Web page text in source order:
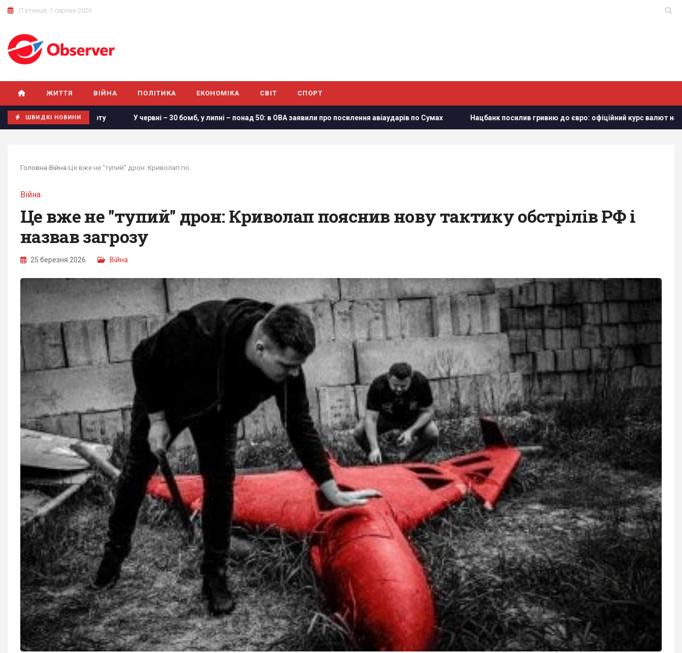
П'ятниця, 7 серпня 2026
ЖИТТЯ ВІЙНА ПОЛІТИКА ЕКОНОМІКА СВІТ СПОРТ
ШВИДКІ НОВИНИ
порту У червні – 30 бомб, у липні – понад 50: в ОВА заявили про посилення авіаударів по Сумах Нацбанк посилив гривню до євро: офіційний курс валют на понеділок
Головна›Війна›
Війна
Це вже не "тупий" дрон: Криволап пояснив нову тактику обстрілів РФ і
назвав загрозу
25 березня 2026 Війна